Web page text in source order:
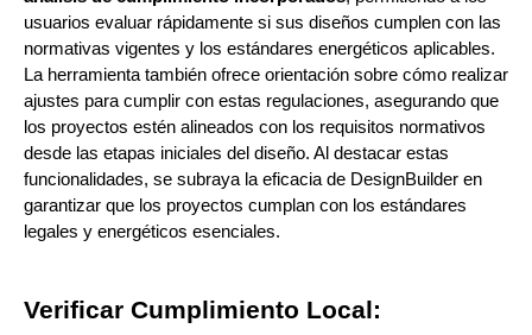
usuarios evaluar rápidamente si sus diseños cumplen con las
normativas vigentes y los estándares energéticos aplicables.
La herramienta también ofrece orientación sobre cómo realizar
ajustes para cumplir con estas regulaciones, asegurando que
los proyectos estén alineados con los requisitos normativos
desde las etapas iniciales del diseño. Al destacar estas
funcionalidades, se subraya la eficacia de DesignBuilder en
garantizar que los proyectos cumplan con los estándares
legales y energéticos esenciales.
Verificar Cumplimiento Local: